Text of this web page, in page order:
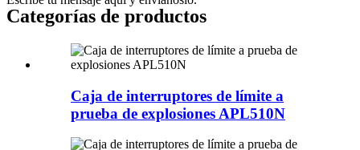
Categorías de productos
Caja de interruptores de límite a
prueba de explosiones APL510N